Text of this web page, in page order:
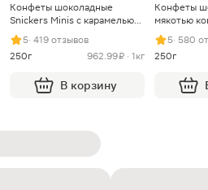
Конфеты шоколадные
Snickers Minis с карамелью
арахисом и нугой
5· 419 отзывов
250г
962.99 ₽ · 1кг
В корзину
Конфеты
мякотью
5· 580
250г